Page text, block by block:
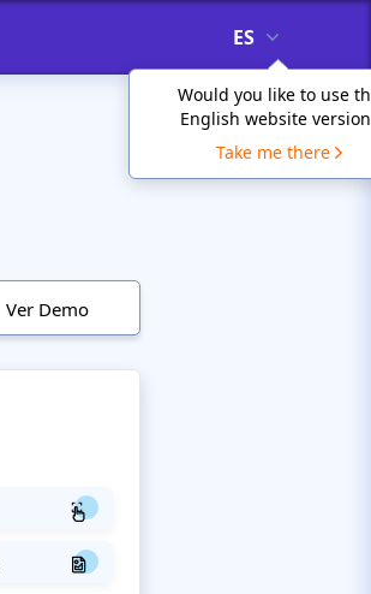
ES
Would you like to use
English website
Take me there
Ver Demo